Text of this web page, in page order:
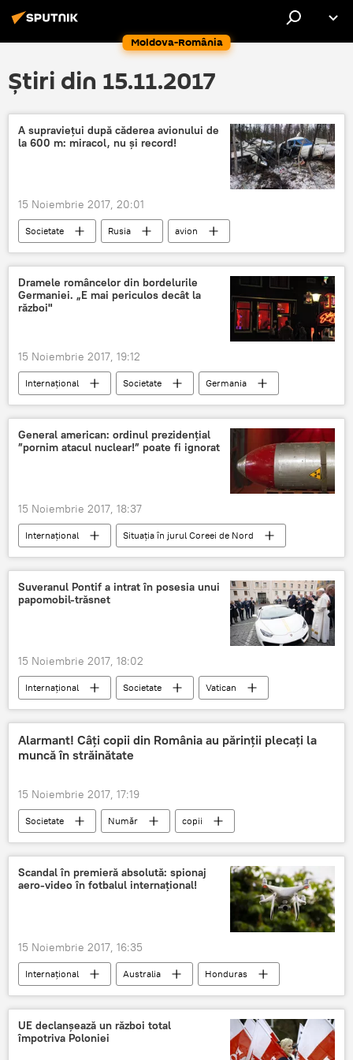
Moldova-România
Știri din 15.11.2017
A supraviețui după căderea avionului de
la 600 m: miracol, nu și record!
15 Noiembrie 2017, 20:01
Societate Rusia
avion
Cartea Recordurilor Guinness
supraviețuire
Dramele româncelor din bordelurile
Germaniei. „E mai periculos decât la
război"
15 Noiembrie 2017, 19:12
Internaţional Societate
Germania
riscuri
prostituate România
General american: ordinul prezidențial
”pornim atacul nuclear!” poate fi ignorat
15 Noiembrie 2017, 18:37
Internaţional
Situația în jurul Coreei de Nord
Politică
SUA
Coreea de Nord
Donald Trump
Bomba nucleara
atac nuclear
Suveranul Pontif a intrat în posesia unui
papomobil-trăsnet
15 Noiembrie 2017, 18:02
Internaţional Societate
Vatican
Italia
Papa Francisc
automobil
dar
licitație
vânzare
binefacere
Alarmant! Câţi copii din România au părinţii plecaţi la
muncă în străinătate
15 Noiembrie 2017, 17:19
Societate Număr
copii
părinți plecați
probleme România
Scandal în premieră absolută: spionaj
aero-video în fotbalul internațional!
15 Noiembrie 2017, 16:35
Internaţional Australia
Honduras
cm-2018
Spionaj
dronă
antrenamente
UE declanșează un război total
împotriva Poloniei